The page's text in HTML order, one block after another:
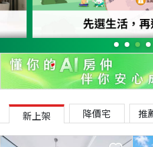
新上架 降價宅 推